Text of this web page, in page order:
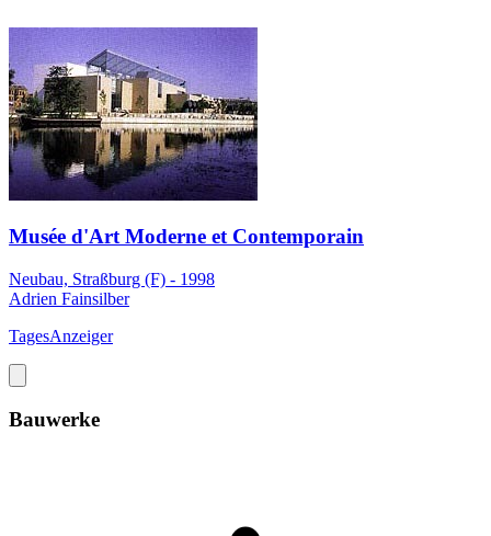
Musée d'Art Moderne et Contemporain
Neubau, Straßburg (F) - 1998
Adrien Fainsilber
TagesAnzeiger
Bauwerke